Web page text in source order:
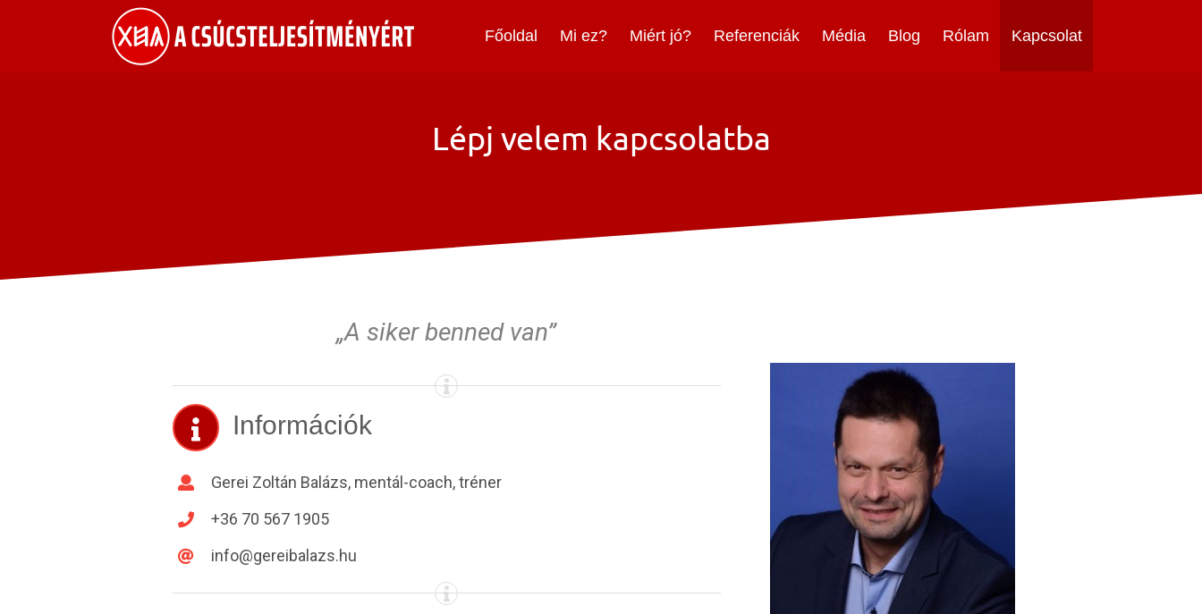
Főoldal Mi ez? Miért jó? Referenciák Média Blog Rólam Kapcsolat
Lépj velem kapcsolatba
„A siker benned van”
Információk
Gerei Zoltán Balázs, mentál-coach, tréner
+36 70 567 1905
info@gereibalazs.hu